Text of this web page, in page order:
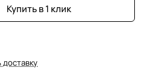
Купить в 1 клик
доставку